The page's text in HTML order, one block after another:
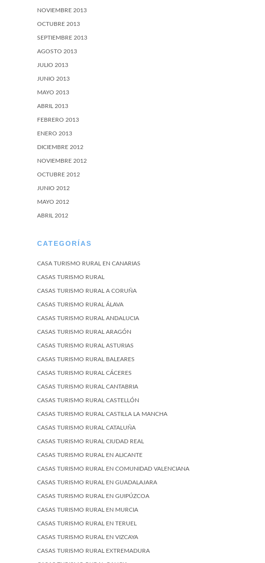
NOVIEMBRE 2013
OCTUBRE 2013
SEPTIEMBRE 2013
AGOSTO 2013
JULIO 2013
JUNIO 2013
MAYO 2013
ABRIL 2013
FEBRERO 2013
ENERO 2013
DICIEMBRE 2012
NOVIEMBRE 2012
OCTUBRE 2012
JUNIO 2012
MAYO 2012
ABRIL 2012
CATEGORÍAS
CASA TURISMO RURAL EN CANARIAS
CASAS TURISMO RURAL
CASAS TURISMO RURAL A CORUÑA
CASAS TURISMO RURAL ÁLAVA
CASAS TURISMO RURAL ANDALUCIA
CASAS TURISMO RURAL ARAGÓN
CASAS TURISMO RURAL ASTURIAS
CASAS TURISMO RURAL BALEARES
CASAS TURISMO RURAL CÁCERES
CASAS TURISMO RURAL CANTABRIA
CASAS TURISMO RURAL CASTELLÓN
CASAS TURISMO RURAL CASTILLA LA MANCHA
CASAS TURISMO RURAL CATALUÑA
CASAS TURISMO RURAL CIUDAD REAL
CASAS TURISMO RURAL EN ALICANTE
CASAS TURISMO RURAL EN COMUNIDAD VALENCIANA
CASAS TURISMO RURAL EN GUADALAJARA
CASAS TURISMO RURAL EN GUIPÚZCOA
CASAS TURISMO RURAL EN MURCIA
CASAS TURISMO RURAL EN TERUEL
CASAS TURISMO RURAL EN VIZCAYA
CASAS TURISMO RURAL EXTREMADURA